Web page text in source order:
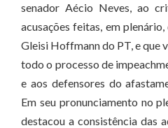
senador Aécio Neves, ao
acusações feitas, em
Gleisi Hoffmann do PT, e que
todo o processo de
e aos defensores do
Em seu pronunciamento no
destacou a consistência das